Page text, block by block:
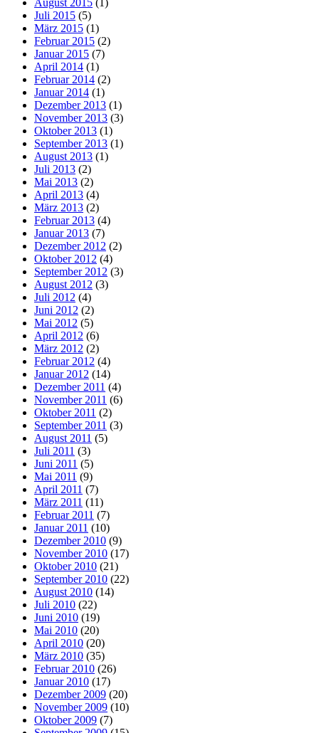
August 2015 (1)
Juli 2015 (5)
März 2015 (1)
Februar 2015 (2)
Januar 2015 (7)
April 2014 (1)
Februar 2014 (2)
Januar 2014 (1)
Dezember 2013 (1)
November 2013 (3)
Oktober 2013 (1)
September 2013 (1)
August 2013 (1)
Juli 2013 (2)
Mai 2013 (2)
April 2013 (4)
März 2013 (2)
Februar 2013 (4)
Januar 2013 (7)
Dezember 2012 (2)
Oktober 2012 (4)
September 2012 (3)
August 2012 (3)
Juli 2012 (4)
Juni 2012 (2)
Mai 2012 (5)
April 2012 (6)
März 2012 (2)
Februar 2012 (4)
Januar 2012 (14)
Dezember 2011 (4)
November 2011 (6)
Oktober 2011 (2)
September 2011 (3)
August 2011 (5)
Juli 2011 (3)
Juni 2011 (5)
Mai 2011 (9)
April 2011 (7)
März 2011 (11)
Februar 2011 (7)
Januar 2011 (10)
Dezember 2010 (9)
November 2010 (17)
Oktober 2010 (21)
September 2010 (22)
August 2010 (14)
Juli 2010 (22)
Juni 2010 (19)
Mai 2010 (20)
April 2010 (20)
März 2010 (35)
Februar 2010 (26)
Januar 2010 (17)
Dezember 2009 (20)
November 2009 (10)
Oktober 2009 (7)